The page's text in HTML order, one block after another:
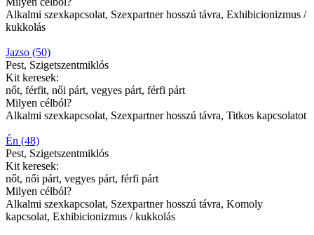
Alkalmi szexkapcsolat, Szexpartner hosszú távra, Exhibicionizmus /
kukkolás
Jazso (50)
Pest, Szigetszentmiklós
Kit keresek:
nőt, férfit, női párt, vegyes párt, férfi párt
Milyen célból?
Alkalmi szexkapcsolat, Szexpartner hosszú távra, Titkos kapcsolatot
Én (48)
Pest, Szigetszentmiklós
Kit keresek:
nőt, női párt, vegyes párt, férfi párt
Milyen célból?
Alkalmi szexkapcsolat, Szexpartner hosszú távra, Komoly
kapcsolat, Exhibicionizmus / kukkolás